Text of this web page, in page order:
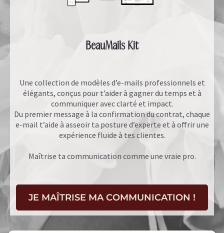
BeauMails Kit
Une collection de modèles d’e-mails professionnels et
élégants, conçus pour t’aider à gagner du temps et à
communiquer avec clarté et impact.
Du premier message à la confirmation du contrat, chaque
e-mail t’aide à asseoir ta posture d’experte et à offrir une
expérience fluide à tes clientes.
Maîtrise ta communication comme une vraie pro.
JE MAÎTRISE MA COMMUNICATION !